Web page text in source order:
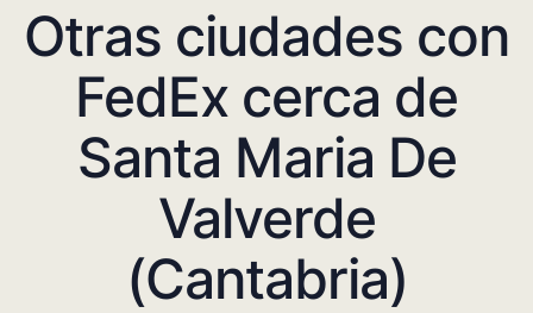
Otras ciudades con
FedEx cerca de
Santa Maria De
Valverde
(Cantabria)